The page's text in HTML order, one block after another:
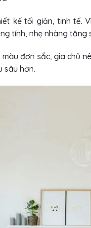
kế tối giản, tinh tế.
tính, nhẹ nhàng
đơn sắc, gia chủ
sâu hơn.